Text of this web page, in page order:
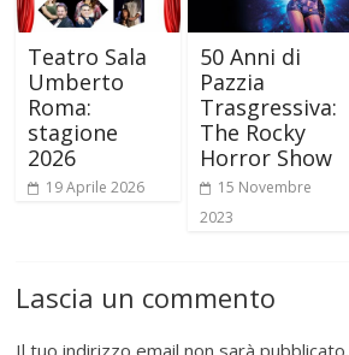
Teatro Sala
Umberto
Roma:
stagione
2026
19 Aprile 2026
50 Anni di
Pazzia
Trasgressiva:
The Rocky
Horror Show
15 Novembre
2023
Lascia un commento
Il tuo indirizzo email non sarà pubblicato.